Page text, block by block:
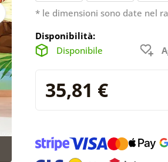
* le dimensioni sono date nel
Disponibilità:
Disponibile
35,81 €